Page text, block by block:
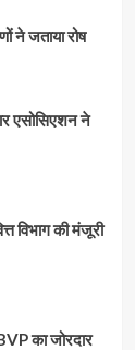
ने जताया रोष
एसोसिएशन ने
विभाग की मंजूरी
का जोरदार